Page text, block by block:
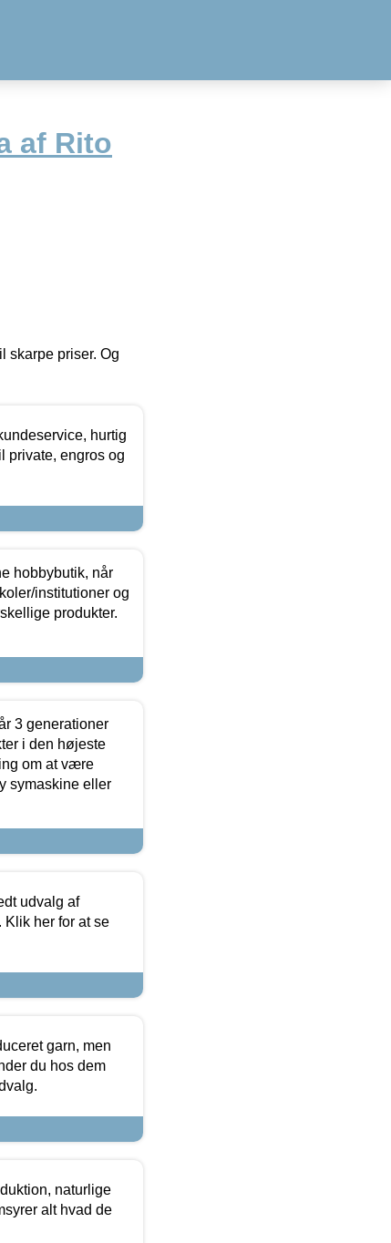
af Rito
skarpe priser. Og
hurtig
private, engros og
hobbybutik, når
institutioner og
produkter.
3 generationer
i den højeste
om at være
symaskine eller
udvalg af
Klik her for at se
garn, men
du hos dem
naturlige
alt hvad de